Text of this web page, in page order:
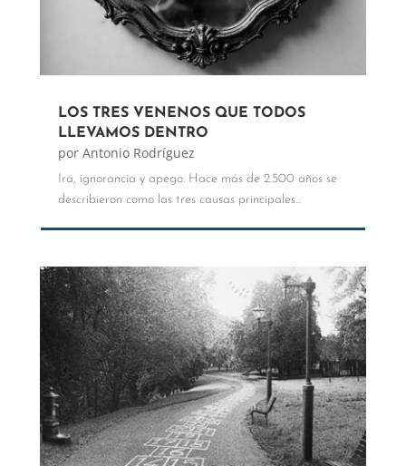
LOS TRES VENENOS QUE TODOS
LLEVAMOS DENTRO
por Antonio Rodríguez
Ira, ignorancia y apego. Hace más de 2.500 años se
describieron como las tres causas principales...